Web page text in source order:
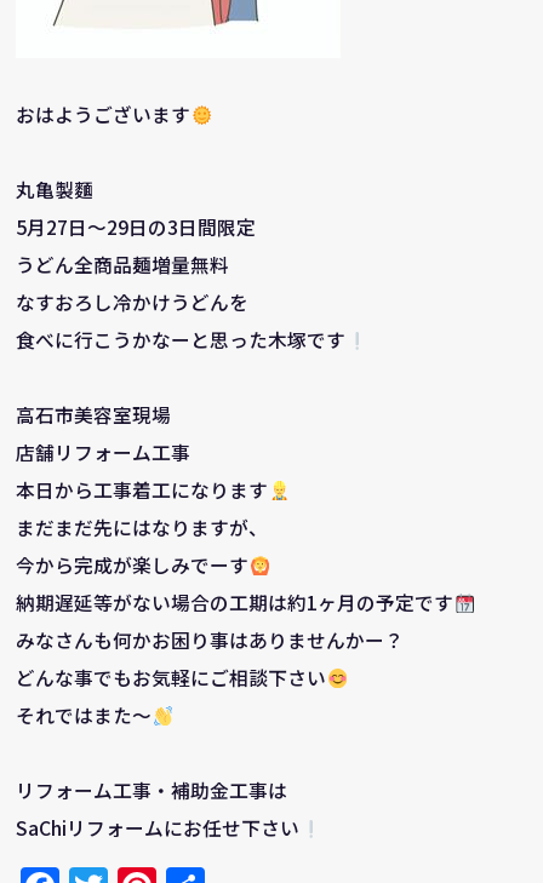
おはようございます
丸亀製麵
5月27日～29日の3日間限定
うどん全商品麺増量無料
なすおろし冷かけうどんを
食べに行こうかなーと思った木塚です
高石市美容室現場
店舗リフォーム工事
本日から工事着工になります
まだまだ先にはなりますが、
今から完成が楽しみでーす
納期遅延等がない場合の工期は約1ヶ月の予定です
みなさんも何かお困り事はありませんかー？
どんな事でもお気軽にご相談下さい
それではまた～
リフォーム工事・補助金工事は
SaChiリフォームにお任せ下さい